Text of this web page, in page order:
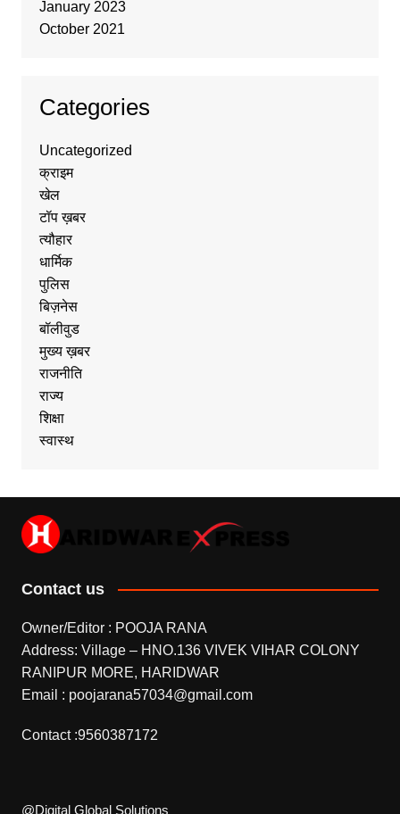
January 2023
October 2021
Categories
Uncategorized
क्राइम
खेल
टॉप ख़बर
त्यौहार
धार्मिक
पुलिस
बिज़नेस
बॉलीवुड
मुख्य ख़बर
राजनीति
राज्य
शिक्षा
स्वास्थ
Contact us
Owner/Editor : POOJA RANA
Address: Village – HNO.136 VIVEK VIHAR COLONY
RANIPUR MORE, HARIDWAR
Email : poojarana57034@gmail.com
Contact :9560387172
@Digital Global Solutions